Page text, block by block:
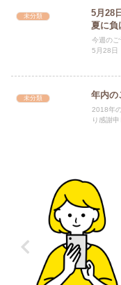
未分類
5月28
夏に負
今週のご
5月28日
未分類 年内の
2018年
り感謝